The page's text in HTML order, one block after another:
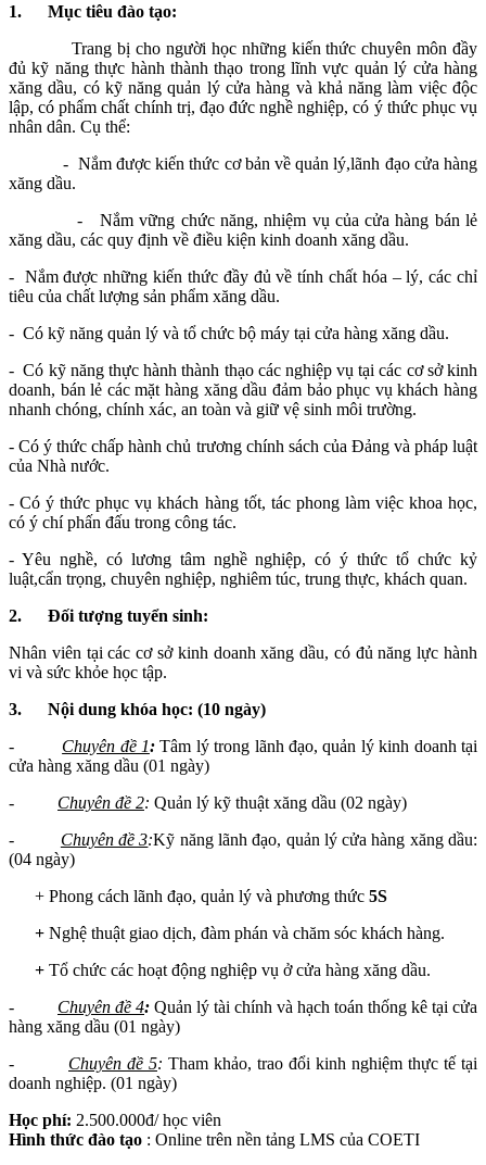
1. Mục tiêu đào tạo:
Trang bị cho người học những kiến thức chuyên môn đầy
đủ kỹ năng thực hành thành thạo trong lĩnh vực quản lý cửa hàng
xăng dầu, có kỹ năng quản lý cửa hàng và khả năng làm việc độc
lập, có phẩm chất chính trị, đạo đức nghề nghiệp, có ý thức phục vụ
nhân dân. Cụ thể:
- Nắm được kiến thức cơ bản về quản lý,lãnh đạo cửa hàng
xăng dầu.
- Nắm vững chức năng, nhiệm vụ của cửa hàng bán lẻ
xăng dầu, các quy định về điều kiện kinh doanh xăng dầu.
- Nắm được những kiến thức đầy đủ về tính chất hóa – lý, các chỉ
tiêu của chất lượng sản phẩm xăng dầu.
- Có kỹ năng quản lý và tổ chức bộ máy tại cửa hàng xăng dầu.
- Có kỹ năng thực hành thành thạo các nghiệp vụ tại các cơ sở kinh
doanh, bán lẻ các mặt hàng xăng dầu đảm bảo phục vụ khách hàng
nhanh chóng, chính xác, an toàn và giữ vệ sinh môi trường.
- Có ý thức chấp hành chủ trương chính sách của Đảng và pháp luật
của Nhà nước.
- Có ý thức phục vụ khách hàng tốt, tác phong làm việc khoa học,
có ý chí phấn đấu trong công tác.
- Yêu nghề, có lương tâm nghề nghiệp, có ý thức tổ chức kỷ
luật,cẩn trọng, chuyên nghiệp, nghiêm túc, trung thực, khách quan.
2. Đối tượng tuyển sinh:
Nhân viên tại các cơ sở kinh doanh xăng dầu, có đủ năng lực hành
vi và sức khỏe học tập.
3. Nội dung khóa học: (10 ngày)
- Chuyên đề 1:Tâm lý trong lãnh đạo, quản lý kinh doanh tại
cửa hàng xăng dầu (01 ngày)
- Chuyên đề 2: Quản lý kỹ thuật xăng dầu (02 ngày)
- Chuyên đề 3:Kỹ năng lãnh đạo, quản lý cửa hàng xăng dầu:
(04 ngày)
+ Phong cách lãnh đạo, quản lý và phương thức 5S
+ Nghệ thuật giao dịch, đàm phán và chăm sóc khách hàng.
+ Tổ chức các hoạt động nghiệp vụ ở cửa hàng xăng dầu.
- Chuyên đề 4: Quản lý tài chính và hạch toán thống kê tại cửa
hàng xăng dầu (01 ngày)
- Chuyên đề 5: Tham khảo, trao đổi kinh nghiệm thực tế tại
doanh nghiệp. (01 ngày)
Học phí: 2.500.000đ/ học viên
Hình thức đào tạo : Online trên nền tảng LMS của COETI